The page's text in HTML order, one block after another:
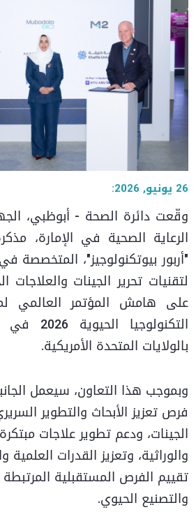
26 يونيو, 2026:
وقّعت دائرة الصحة - أبوظبي،
الرعاية الصحية في الإمارة،
"أربور بيوتكنولوجيز"، المتخصصة
لتقنيات تحرير الجينات والعلاجات
على هامش المؤتمر العالمي
بالولايات المتحدة الأمريكية.
وبموجب هذا التعاون، سيعمل
فرص تعزيز الأبحاث والتطوير
الجينات، ودعم تطوير علاجات
والوراثية، وتعزيز القدرات العلمية
تقييم الفرص المستقبلية المرتبطة
والتصنيع الحيوي.